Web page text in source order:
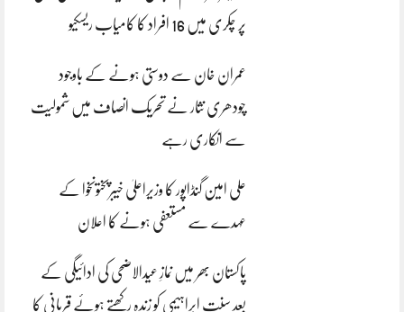
پر چکری میں 16 افراد کا کامیاب ریسکیو
عمران خان سے دوستی ہونے کے باوجود
چودھری نثار نے تحریک انصاف میں شمولیت
سے انکاری رہے
علی امین گنڈاپور کا وزیراعلیٰ خیبرپختونخوا کے
عہدے سے مستعفی ہونے کا اعلان
پاکستان بھر میں نمازِ عیدالاضحی کی ادائیگی کے
بعد سنتِ ابراہیمی کو زندہ رکھتے ہوئے قربانی کا